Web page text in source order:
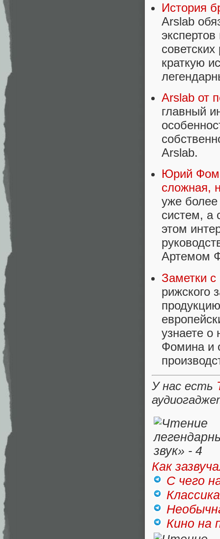
История
Arslab
краткую
Arslab от
главный
Arslab.
Юрий
сложная,
уже более
систем, а
этом
Артемом
Заметки с
рижского
узнаете о
Фомина и
У нас есть
Как
С чего
Кино на